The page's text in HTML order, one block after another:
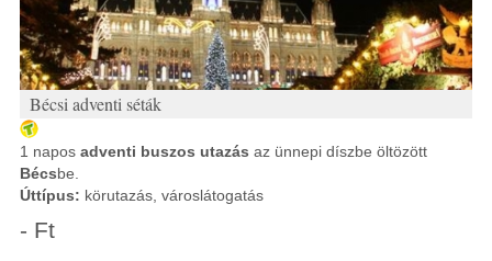
Bécsi adventi séták
1 napos adventi buszos utazás az ünnepi díszbe öltözött
Bécsbe.
Úttípus: körutazás, városlátogatás
- Ft